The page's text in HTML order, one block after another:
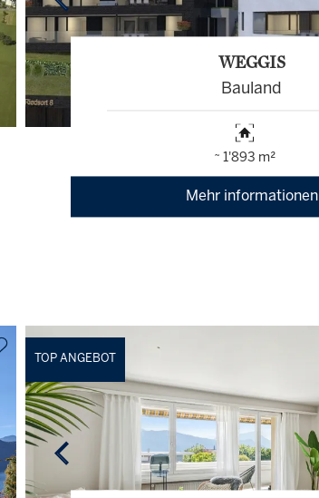
WEGGIS
Bauland
~ 1'893 m²
Mehr informationen
TOP ANGEBOT